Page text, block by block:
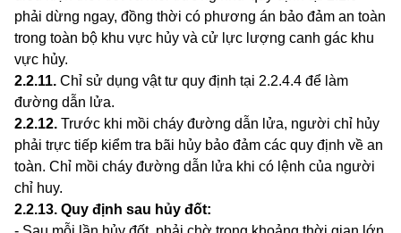
phải dừng ngay, đồng thời có phương án bảo đảm an toàn
trong toàn bộ khu vực hủy và cử lực ượng canh gác khu
vực hủy.
2.2.11. Chỉ sử dụng vật tư quy định tại 2.2.4.4 để làm
đường dẫn lửa.
2.2.12. Trước khi mồi cháy đường dẫn l ửa, người chỉ hủy
phải trực tiếp kiểm tra bãi hủy bảo đảm các quy định về an
toàn. Chỉ mồi cháy đường dẫn lửa khi có lệnh của người
chỉ huy.
2.2.13. Quy định sau hủy đốt: